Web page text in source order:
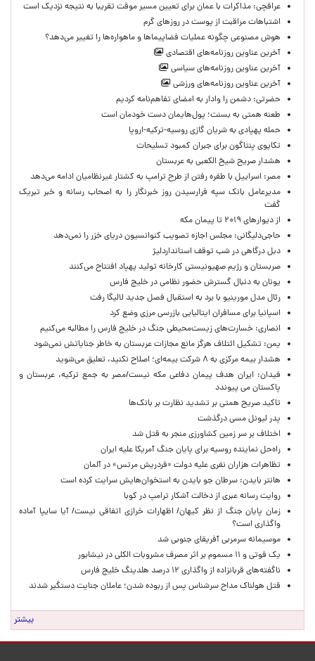
عراقچی: مذاکرات با عمان برای تعیین مسیر موقت تقریبا به نتیجه نزدیک است
اشتباهات مراقبت از پوست در روزهای گرم
هوش مصنوعی چگونه عملیات فضاپیماها و ماهواره‌ها را تغییر می‌دهد؟
آخرین عناوین روزنامه‌های اقتصادی
آخرین عناوین روزنامه‌های سیاسی
آخرین عناوین روزنامه‌های ورزشی
حضرتی: دشمن را وادار به امضای تفاهم‌نامه کردیم
طعنه همتی به بسنت؛ پول‌هایمان دست خودمان است
حمله پهپادی به شریان گازی روسیه-ترکیه-اروپا
تکاپوی پنتاگون برای جبران کمبود تسلیحات
هشدار صریح شیخ الکعبی به عربستان
مصر: اسراییل با طفره رفتن از طرح ترامپ به کشتار غیرنظامیان ادامه می‌دهد
مدیرعامل بانک سپه فرارسیدن روز خبرنگار را به اصحاب رسانه و خبر تبریک
گفت
از دیوارهای ۲۰۱۹ تا پیمان مکه
حاجی‌دلیگانی: مجلس اجازه تصویب کنوانسیون دریای خزر را نمی‌دهد
دبل درگاهی در شب توقف استانداردلیژ
صربستان و رژیم صهیونیستی کارخانه تولید پهپاد افتتاح می‌کنند
یونان به دنبال گسترش حضور نظامی در خلیج فارس
رئال مدل مورینیو با برد به استقبال فصل جدید لالیگا رفت
اسپانیا برای مسافران ایتالیایی بازرسی مرزی وضع کرد
انصاری: خسارت‌های زیست‌محیطی جنگ در خلیج فارس را مطالبه‌ می‌کنیم
یمن: تشکیل ائتلاف هرگز مانع مجازات عربستان به خاطر جنایاتش نمی‌شود
هشدار بیمه مرکزی به ۸ شرکت بیمه‌ای؛ اصلاح نکنید، تعلیق می‌شوید
فیدان: ایران هدف پیمان دفاعی مکه نیست/مصر به جمع ترکیه، عربستان و
پاکستان می پیوندد
تاکید صریح همتی بر تشدید نظارت بر بانک‌ها
پدر لیونل مسی درگذشت
اختلاف بر سر زمین کشاورزی منجر به قتل شد
راه‌حل نماینده روسیه برای پایان جنگ آمریکا علیه ایران
تظاهرات هزاران نفری علیه دولت «فردریش مرتس» در آلمان
هانتر بایدن: سرطان جو بایدن به استخوان‌هایش سرایت کرده است
روایت رسانه عبری از دخالت آشکار ترامپ در کوبا
زمان پایان جنگ از نظر کیهان/ اظهارات خرازی اتفاقی نیست/ آیا سایپا آماده
واگذاری است؟
موسیمانه سرمربی آفریقای جنوبی شد
یک فوتی و ۱۱ مسموم بر اثر مصرف مشروبات الکلی در نیشابور
ناگفته‌های قربانزاده از واگذاری ۱۲ درصد هلدینگ خلیج فارس
قتل هولناک مداح سرشناس پس از ربوده شدن؛ عاملان جنایت دستگیر شدند
بیشتر